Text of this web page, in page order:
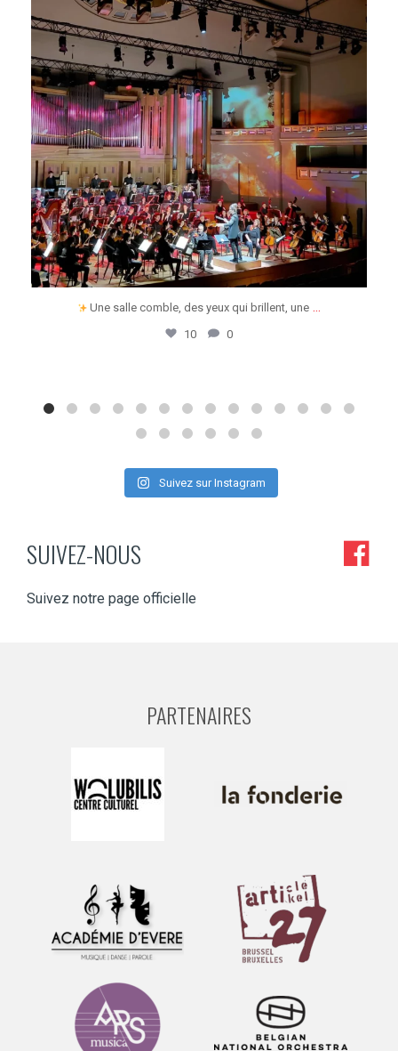
Une salle comble, des yeux qui brillent, une ...
10 0
Suivez sur Instagram
SUIVEZ-NOUS
Suivez notre page officielle
PARTENAIRES